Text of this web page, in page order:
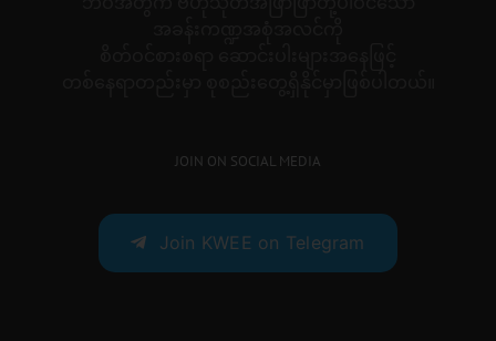
JOIN ON SOCIAL MEDIA
Join KWEE on Telegram